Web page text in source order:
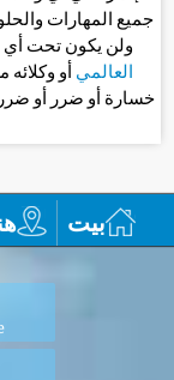
جميع المهارات
ولن يكون تحت
العالمي أو
خسارة أو ضرر أو
بيت